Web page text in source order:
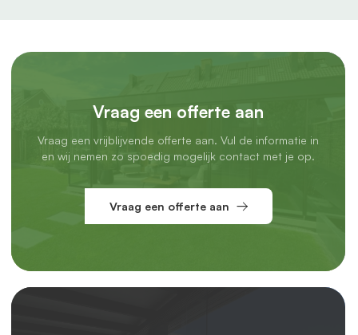
Vraag een offerte aan
Vraag een vrijblijvende offerte aan. Vul de informatie in
en wij nemen zo spoedig mogelijk contact met je op.
Vraag een offerte aan